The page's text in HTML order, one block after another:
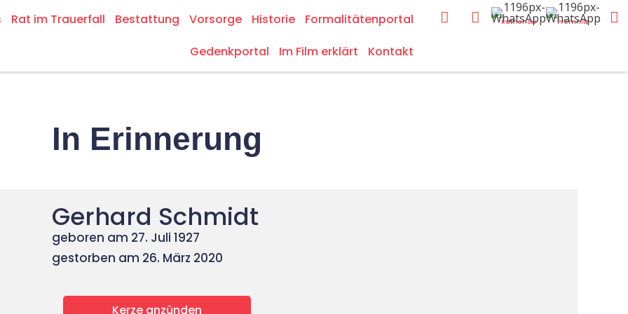
Rat im Trauerfall Bestattung Vorsorge Historie
Formalitätenportal
Gedenkportal
Im Film erklärt Kontakt
Rathenow Premnitz
In Erinnerung
Gerhard Schmidt
geboren am 27. Juli 1927
gestorben am 26. März 2020
Kerze anzünden